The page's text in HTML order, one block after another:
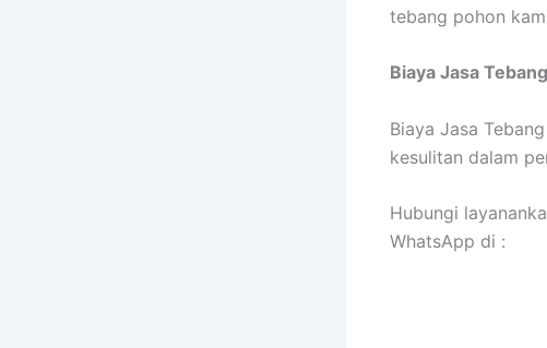
tebang pohon
Biaya Jasa Tebang
Biaya Jasa
kesulitan dalam
Hubungi
WhatsApp di :